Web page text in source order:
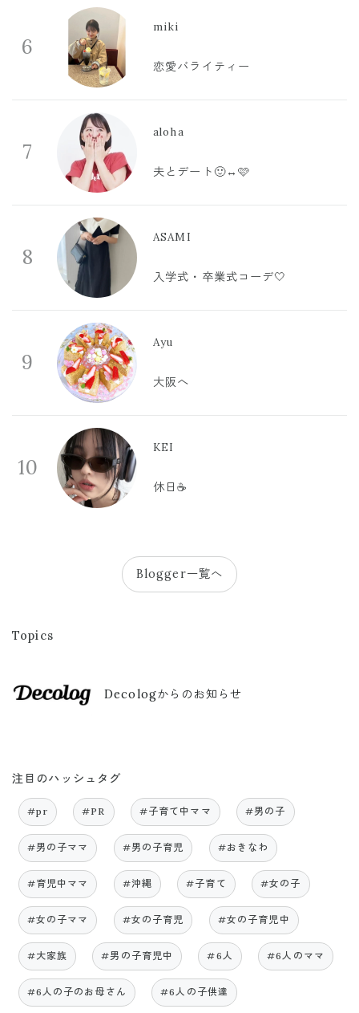
6
miki
恋愛バライティー
7
aloha
夫とデート🙂‍↔️🩷
8
ASAMI
入学式・卒業式コーデ🤍
9
Ayu
大阪へ
10
KEI
休日☕️
Blogger一覧へ
Topics
Decologからのお知らせ
注目のハッシュタグ
#pr #PR #子育て中ママ #男の子
#男の子ママ #男の子育児 #おきなわ
#育児中ママ #沖縄 #子育て #女の子
#女の子ママ #女の子育児 #女の子育児中
#大家族 #男の子育児中 #6人 #6人のママ
#6人の子のお母さん #6人の子供達